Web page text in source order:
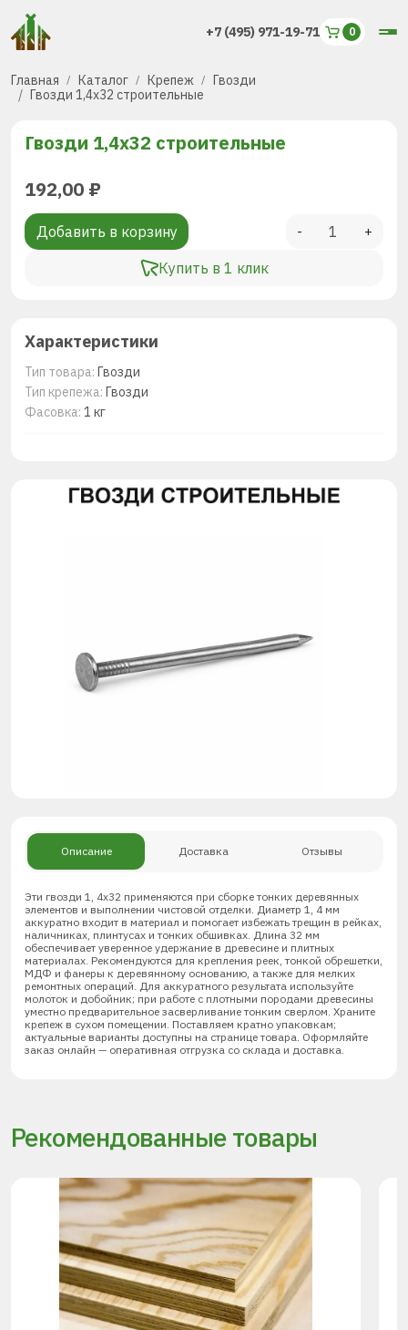
+7 (495) 971-19-71
Главная Каталог Крепеж
Гвозди
Гвозди 1,4х32 строительные
Гвозди 1,4х32 строительные
192,00 ₽
Добавить в корзину
Купить в 1 клик
- +
Характеристики
Тип товара: Гвозди
Тип крепежа: Гвозди
Фасовка: 1 кг
Описание Доставка Отзывы
Эти гвозди 1, 4х32 применяются при сборке тонких деревянных
элементов и выполнении чистовой отделки. Диаметр 1, 4 мм
аккуратно входит в материал и помогает избежать трещин в рейках,
наличниках, плинтусах и тонких обшивках. Длина 32 мм
обеспечивает уверенное удержание в древесине и плитных
материалах. Рекомендуются для крепления реек, тонкой обрешетки,
МДФ и фанеры к деревянному основанию, а также для мелких
ремонтных операций. Для аккуратного результата используйте
молоток и добойник; при работе с плотными породами древесины
уместно предварительное засверливание тонким сверлом. Храните
крепеж в сухом помещении. Поставляем кратно упаковкам;
актуальные варианты доступны на странице товара. Оформляйте
заказ онлайн — оперативная отгрузка со склада и доставка.
Рекомендованные товары